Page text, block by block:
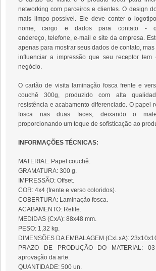
networking com parceiros e clientes. O design
mais limpo possível. Ele deve conter o
nome, cargo e dados para contato -
endereço, telefone, e-mail e site da empresa.
apenas para mostrar seus dados de contato,
influenciar a impressão que seu receptor tem
negócio.
O cartão de visita laminação fosca frente e
couchê 300g, produzido com alta
resistência e acabamento diferenciado. O papel
fosca nas duas faces, deixando o
proporcionando um toque de sofisticação ao
INFORMAÇÕES TÉCNICAS:
MATERIAL: Papel couchê.
GRAMATURA: 300 g.
IMPRESSÃO: Offset.
COR: 4x4 (frente e verso coloridos).
COBERTURA: Laminação fosca.
ACABAMENTO: Refile.
MEDIDAS (CxA): 88x48 mm.
PESO: 1,32 kg.
DIMENSÕES DA EMBALAGEM (CxLxA):
PRAZO DE PRODUÇÃO DO MATERIAL:
aprovação da arte.
QUANTIDADE: 500 un.